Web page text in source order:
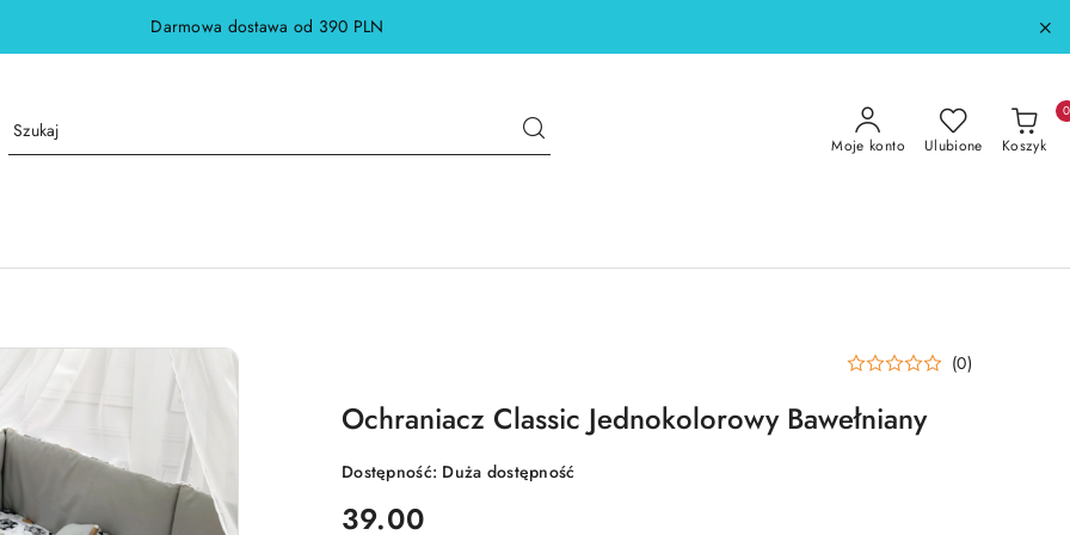
Darmowa dostawa od 390 PLN
Moje konto Ulubione Koszyk
0
(0)
Ochraniacz Classic Jednokolorowy Bawełniany
Dostępność: Duża dostępność
cena:
39.00